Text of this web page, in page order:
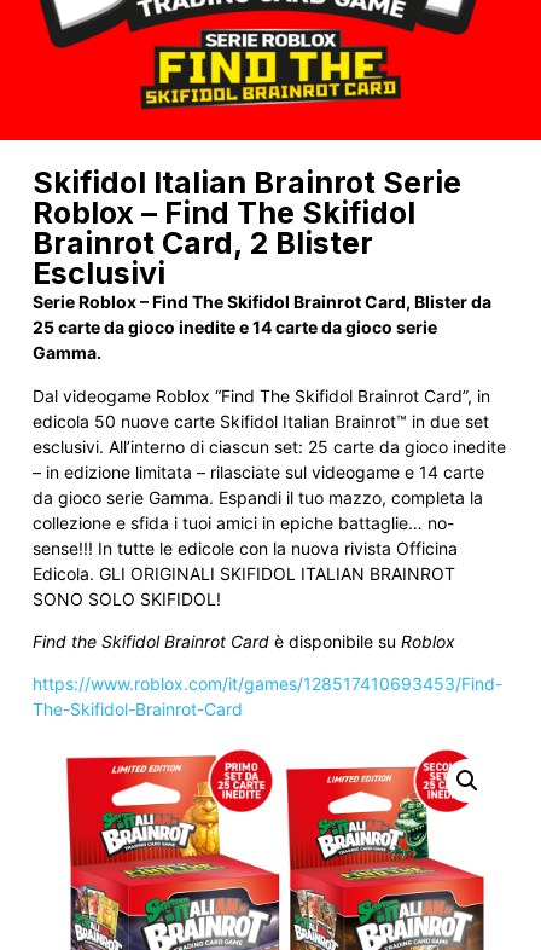
Skifidol Italian Brainrot Serie
Roblox – Find The Skifidol
Brainrot Card, 2 Blister
Esclusivi
Serie Roblox – Find The Skifidol Brainrot Card, Blister da
25 carte da gioco inedite e 14 carte da gioco serie
Gamma.
Dal videogame Roblox “Find The Skifidol Brainrot Card”, in
edicola 50 nuove carte Skifidol Italian Brainrot™ in due set
esclusivi. All’interno di ciascun set: 25 carte da gioco inedite
– in edizione limitata – rilasciate sul videogame e 14 carte
da gioco serie Gamma. Espandi il tuo mazzo, completa la
collezione e sfida i tuoi amici in epiche battaglie… no-
sense!!! In tutte le edicole con la nuova rivista Officina
Edicola. GLI ORIGINALI SKIFIDOL ITALIAN BRAINROT
SONO SOLO SKIFIDOL!
Find the Skifidol Brainrot Cardè disponibile su Roblox
https://www.roblox.com/it/games/128517410693453/Find-
The-Skifidol-Brainrot-Card